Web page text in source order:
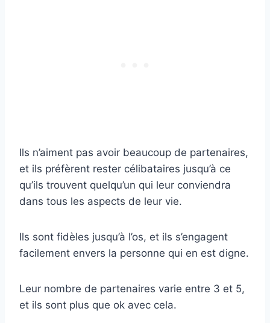
Ils n’aiment pas avoir beaucoup de partenaires,
et ils préfèrent rester célibataires jusqu’à ce
qu’ils trouvent quelqu’un qui leur conviendra
dans tous les aspects de leur vie.
Ils sont fidèles jusqu’à l’os, et ils s’engagent
facilement envers la personne qui en est digne.
Leur nombre de partenaires varie entre 3 et 5,
et ils sont plus que ok avec cela.